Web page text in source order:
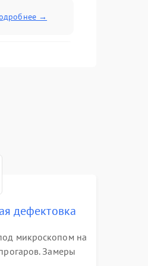
→
→
дефектовка
микроскопом на
Замеры